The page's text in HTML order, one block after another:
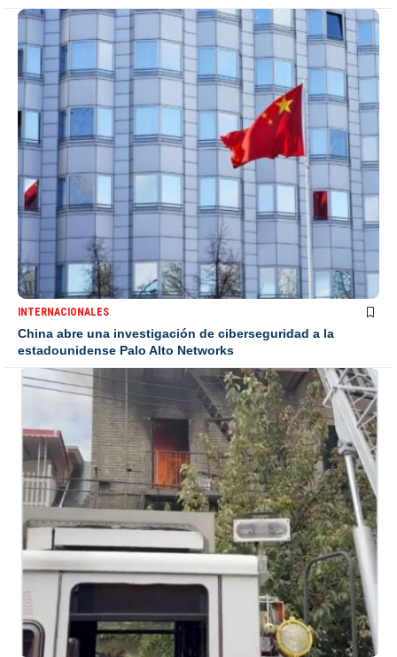
INTERNACIONALES
China abre una investigación de ciberseguridad a la
estadounidense Palo Alto Networks